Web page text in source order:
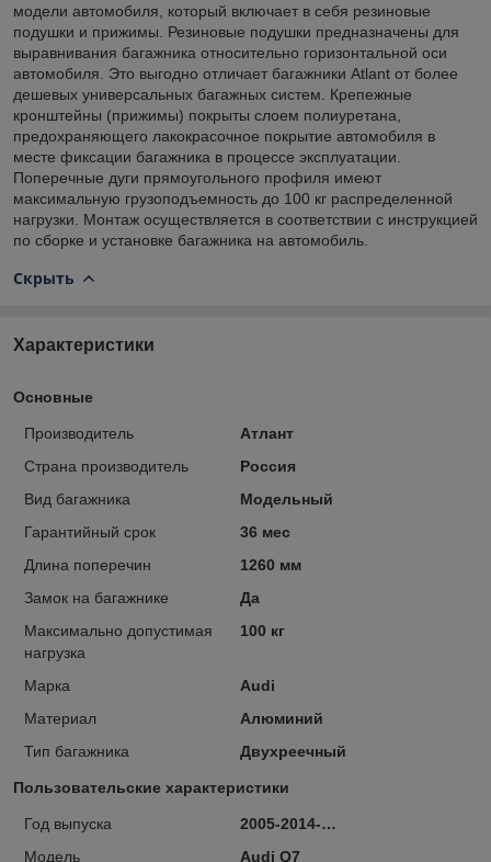
модели автомобиля, который включает в себя резиновые
подушки и прижимы. Резиновые подушки предназначены для
выравнивания багажника относительно горизонтальной оси
автомобиля. Это выгодно отличает багажники Atlant от более
дешевых универсальных багажных систем. Крепежные
кронштейны (прижимы) покрыты слоем полиуретана,
предохраняющего лакокрасочное покрытие автомобиля в
месте фиксации багажника в процессе эксплуатации.
Поперечные дуги прямоугольного профиля имеют
максимальную грузоподъемность до 100 кг распределенной
нагрузки. Монтаж осуществляется в соответствии с инструкцией
по сборке и установке багажника на автомобиль.
Скрыть
Характеристики
Основные
Производитель
Атлант
Страна производитель
Россия
Вид багажника
Модельный
Гарантийный срок
36 мес
Длина поперечин
1260 мм
Замок на багажнике
Да
Максимально допустимая
нагрузка
100 кг
Марка
Audi
Материал
Алюминий
Тип багажника
Двухреечный
Пользовательские характеристики
Год выпуска
2005-2014-…
Модель
Audi Q7